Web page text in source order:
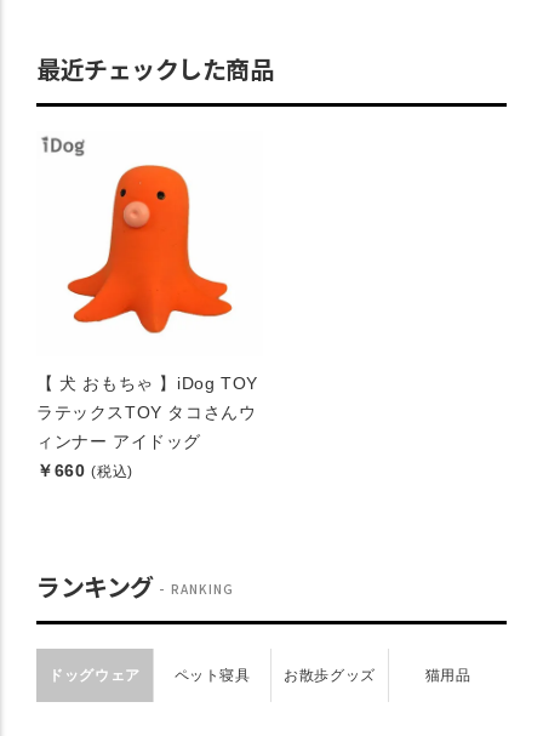
最近チェックした商品
【 犬 おもちゃ 】iDog TOY
ラテックスTOY タコさんウ
ィンナー アイドッグ
￥660 (税込)
ランキング RANKING
ドッグウェア ペット寝具 お散歩グッズ 猫用品